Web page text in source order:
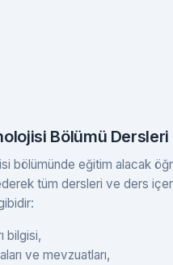
Bölümü
bölümünde eğitim alacak
tüm dersleri ve ders
bilgisi,
ve mevzuatları,